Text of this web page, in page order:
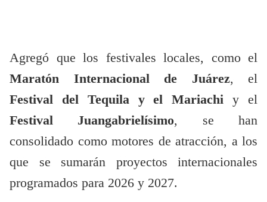
Agregó que los festivales locales, como el
Maratón Internacional de Juárez, el
Festival del Tequila y el Mariachi y el
Festival Juangabrielísimo, se han
consolidado como motores de atracción, a los
que se sumarán proyectos internacionales
programados para 2026 y 2027.